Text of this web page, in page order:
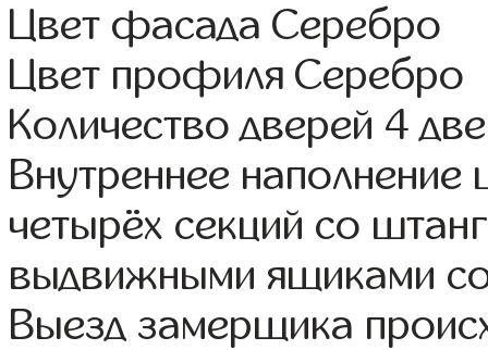
Цвет фасада Серебро
Цвет профиля Серебро
Количество дверей 4
Внутреннее
четырёх секций со
выдвижными ящиками
Выезд замерщика